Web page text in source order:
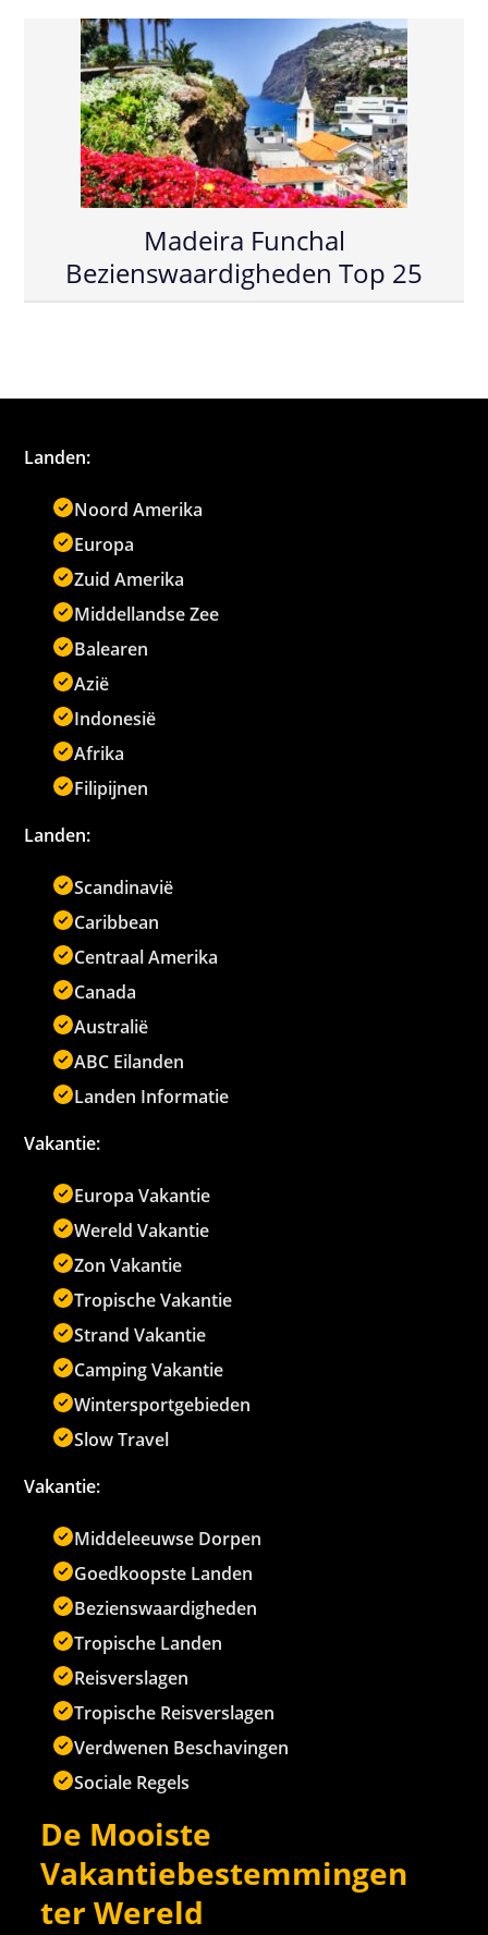
Madeira Funchal
Bezienswaardigheden Top 25
Landen:
Noord Amerika
Europa
Zuid Amerika
Middellandse Zee
Balearen
Azië
Indonesië
Afrika
Filipijnen
Landen:
Scandinavië
Caribbean
Centraal Amerika
Canada
Australië
ABC Eilanden
Landen Informatie
Vakantie:
Europa Vakantie
Wereld Vakantie
Zon Vakantie
Tropische Vakantie
Strand Vakantie
Camping Vakantie
Wintersportgebieden
Slow Travel
Vakantie:
Middeleeuwse Dorpen
Goedkoopste Landen
Bezienswaardigheden
Tropische Landen
Reisverslagen
Tropische Reisverslagen
Verdwenen Beschavingen
Sociale Regels
De Mooiste
Vakantiebestemmingen
ter Wereld